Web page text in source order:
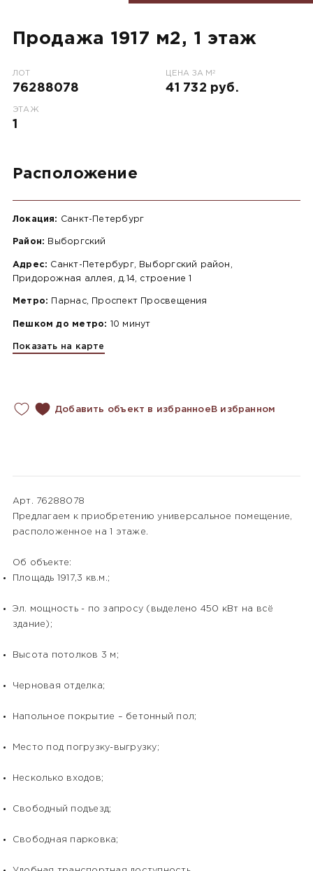
Продажа 1917 м2, 1 этаж
ЛОТ
76288078
ЦЕНА ЗА М2
41 732 руб.
ЭТАЖ
1
Расположение
Локация: Санкт-Петербург
Район: Выборгский
Адрес: Санкт-Петербург, Выборгский район,
Придорожная аллея, д.14, строение 1
Метро: Парнас, Проспект Просвещения
Пешком до метро: 10 минут
Показать на карте
Добавить объект в избранное В избранном
Арт. 76288078
Предлагаем к приобретению универсальное помещение,
расположенное на 1 этаже.
Об объекте:
Площадь 1917,3 кв.м.;
Эл. мощность - по запросу (выделено 450 кВт на всё
здание);
Высота потолков 3 м;
Черновая отделка;
Напольное покрытие – бетонный пол;
Место под погрузку-выгрузку;
Несколько входов;
Свободный подъезд;
Свободная парковка;